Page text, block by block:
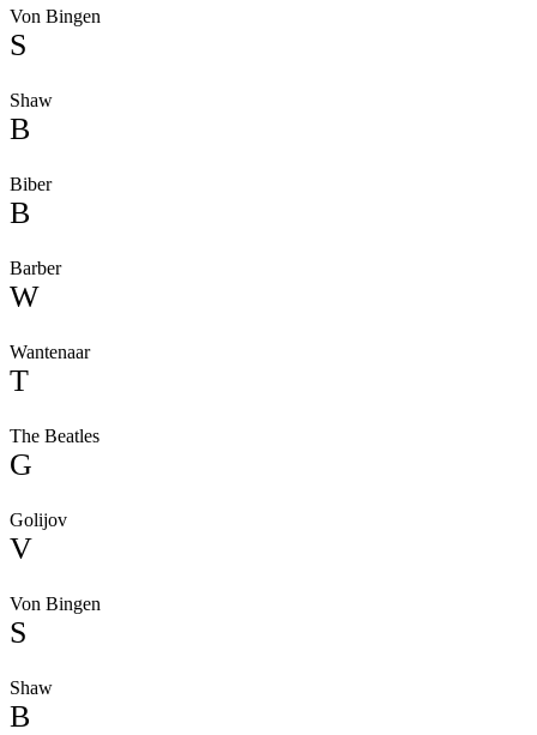
Von Bingen
S
Shaw
B
Biber
B
Barber
W
Wantenaar
T
The Beatles
G
Golijov
V
Von Bingen
S
Shaw
B